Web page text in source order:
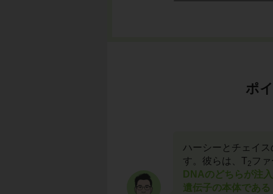
ポ
ハーシーとチェイス
す。彼らは、T2 フ
DNAのどちらが注
遺伝子の本体である